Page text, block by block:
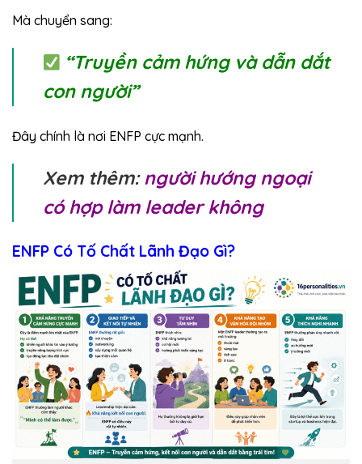
Mà chuyển sang:
“Truyền cảm hứng và dẫn dắt
con người”
Đây chính là nơi ENFP cực mạnh.
Xem thêm:người hướng ngoại
có hợp làm leader không
ENFP Có Tố Chất Lãnh Đạo Gì?